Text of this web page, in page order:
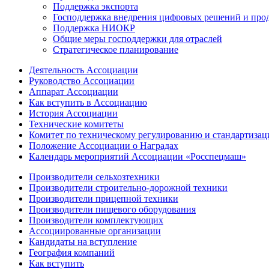
Поддержка экспорта
Господдержка внедрения цифровых решений и
Поддержка НИОКР
Общие меры господдержки для отраслей
Стратегическое планирование
Деятельность Ассоциации
Руководство Ассоциации
Аппарат Ассоциации
Как вступить в Ассоциацию
История Ассоциации
Технические комитеты
Комитет по техническому регулированию и
Положение Ассоциации о Наградах
Календарь мероприятий Ассоциации «Росспецмаш»
Производители сельхозтехники
Производители строительно-дорожной техники
Производители прицепной техники
Производители пищевого оборудования
Производители комплектующих
Ассоциированные организации
Кандидаты на вступление
География компаний
Как вступить